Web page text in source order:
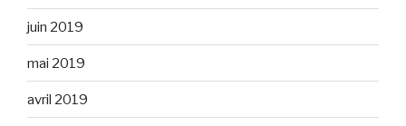
juin 2019
mai 2019
avril 2019